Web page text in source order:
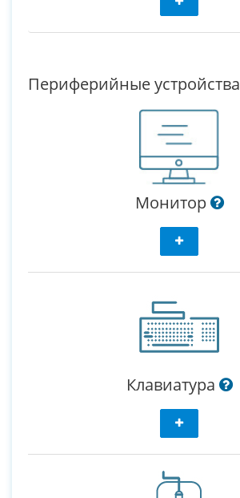
Периферийные устройства
Монитор
Клавиатура